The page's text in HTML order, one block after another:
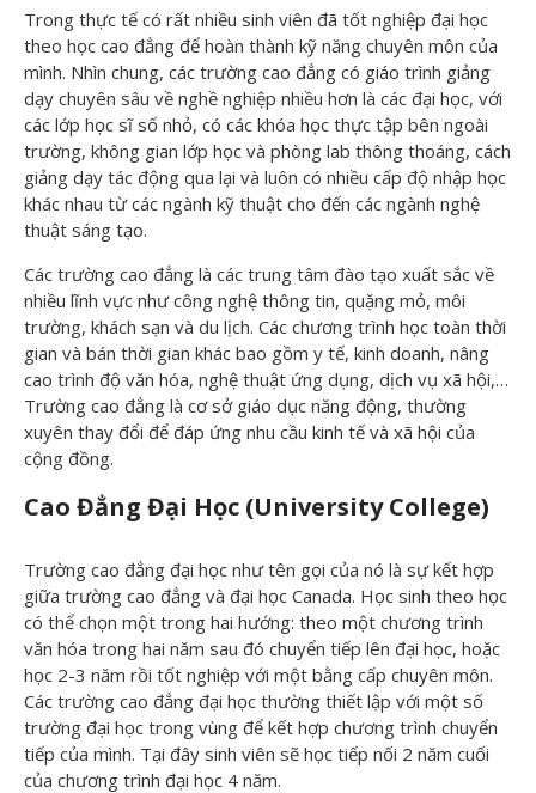
Trong thực tế có rất nhiều sinh viên đã tốt nghiệp đại học
theo học cao đẳng để hoàn thành kỹ năng chuyên môn của
mình. Nhìn chung, các trường cao đẳng có giáo trình giảng
dạy chuyên sâu về nghề nghiệp nhiều hơn là các đại học, với
các lớp học sĩ số nhỏ, có các khóa học thực tập bên ngoài
trường, không gian lớp học và phòng lab thông thoáng, cách
giảng dạy tác động qua lại và luôn có nhiều cấp độ nhập học
khác nhau từ các ngành kỹ thuật cho đến các ngành nghệ
thuật sáng tạo.
Các trường cao đẳng là các trung tâm đào tạo xuất sắc về
nhiều lĩnh vực như công nghệ thông tin, quặng mỏ, môi
trường, khách sạn và du lịch. Các chương trình học toàn thời
gian và bán thời gian khác bao gồm y tế, kinh doanh, nâng
cao trình độ văn hóa, nghệ thuật ứng dụng, dịch vụ xã hội,…
Trường cao đẳng là cơ sở giáo dục năng động, thường
xuyên thay đổi để đáp ứng nhu cầu kinh tế và xã hội của
cộng đồng.
Cao Đẳng Đại Học (University College)
Trường cao đẳng đại học như tên gọi của nó là sự kết hợp
giữa trường cao đẳng và đại học Canada. Học sinh theo học
có thể chọn một trong hai hướng: theo một chương trình
văn hóa trong hai năm sau đó chuyển tiếp lên đại học, hoặc
học 2-3 năm rồi tốt nghiệp với một bằng cấp chuyên môn.
Các trường cao đẳng đại học thường thiết lập với một số
trường đại học trong vùng để kết hợp chương trình chuyển
tiếp của mình. Tại đây sinh viên sẽ học tiếp nối 2 năm cuối
của chương trình đại học 4 năm.